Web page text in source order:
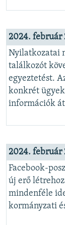
2024. február
Nyilatkozatai
találkozót
egyeztetést.
konkrét
információk
2024. február
Facebook-
új erő
mindenféle
kormányzati